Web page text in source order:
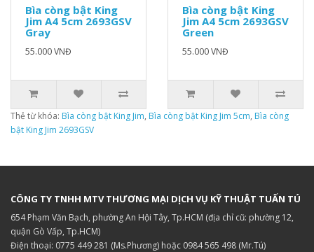
Bìa còng bật King
Jim A4 5cm 2693GSV
Gray
55.000 VNĐ
Bìa còng bật King
Jim A4 5cm 2693GSV
Green
55.000 VNĐ
Thẻ từ khóa: Bìa còng bật King Jim, Bìa còng bật King Jim 5cm, Bìa còng
bật King Jim 2693GSV
CÔNG TY TNHH MTV THƯƠNG MẠI DỊCH VỤ KỸ THUẬT TUẤN TÚ
654 Phạm Văn Bạch, phường An Hội Tây, Tp.HCM (địa chỉ cũ: phường 12,
quận Gò Vấp, Tp.HCM)
Điện thoại: 0775 449 281 (Ms.Phương) hoặc 0984 565 498 (Mr.Tú)